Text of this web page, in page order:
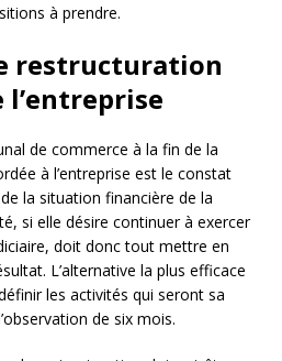
à prendre.
restructuration
l’entreprise
de commerce à la fin de la
à l’entreprise est le constat
la situation financière de la
si elle désire continuer à exercer
doit donc tout mettre en
L’alternative la plus efficace
les activités qui seront sa
de six mois.